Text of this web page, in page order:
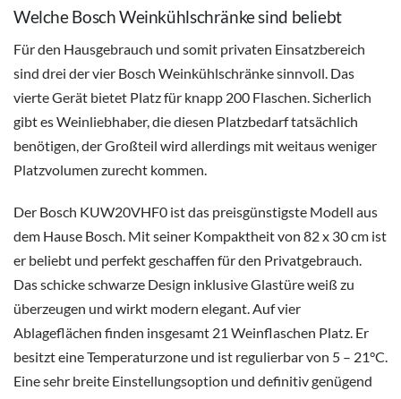
Welche Bosch Weinkühlschränke sind beliebt
Für den Hausgebrauch und somit privaten Einsatzbereich
sind drei der vier Bosch Weinkühlschränke sinnvoll. Das
vierte Gerät bietet Platz für knapp 200 Flaschen. Sicherlich
gibt es Weinliebhaber, die diesen Platzbedarf tatsächlich
benötigen, der Großteil wird allerdings mit weitaus weniger
Platzvolumen zurecht kommen.
Der Bosch KUW20VHF0 ist das preisgünstigste Modell aus
dem Hause Bosch. Mit seiner Kompaktheit von 82 x 30 cm ist
er beliebt und perfekt geschaffen für den Privatgebrauch.
Das schicke schwarze Design inklusive Glastüre weiß zu
überzeugen und wirkt modern elegant. Auf vier
Ablageflächen finden insgesamt 21 Weinflaschen Platz. Er
besitzt eine Temperaturzone und ist regulierbar von 5 – 21°C.
Eine sehr breite Einstellungsoption und definitiv genügend